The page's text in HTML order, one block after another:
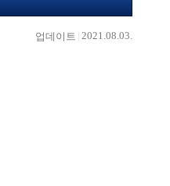
업데이트 2021.08.03.